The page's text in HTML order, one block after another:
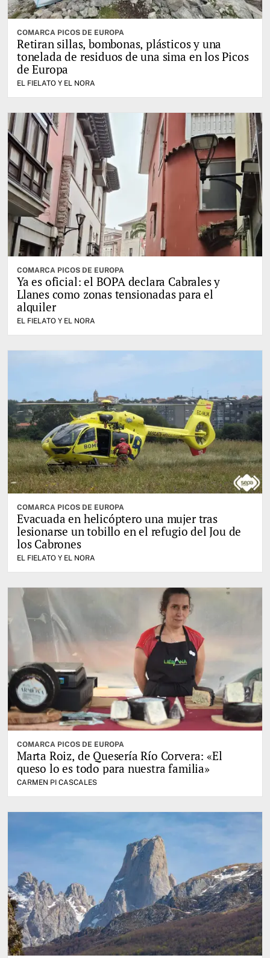
COMARCA PICOS DE EUROPA
Retiran sillas, bombonas, plásticos y una
tonelada de residuos de una sima en los Picos
de Europa
EL FIELATO Y EL NORA
COMARCA PICOS DE EUROPA
Ya es oficial: el BOPA declara Cabrales y
Llanes como zonas tensionadas para el
alquiler
EL FIELATO Y EL NORA
COMARCA PICOS DE EUROPA
Evacuada en helicóptero una mujer tras
lesionarse un tobillo en el refugio del Jou de
los Cabrones
EL FIELATO Y EL NORA
COMARCA PICOS DE EUROPA
Marta Roiz, de Quesería Río Corvera: «El
queso lo es todo para nuestra familia»
CARMEN PI CASCALES